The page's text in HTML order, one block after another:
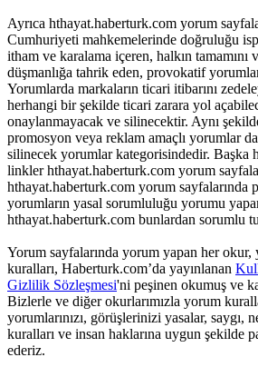
Ayrıca hthayat.haberturk.com yorum
Cumhuriyeti mahkemelerinde doğruluğu
itham ve karalama içeren, halkın
düşmanlığa tahrik eden, provokatif
Yorumlarda markaların ticari itibarını
herhangi bir şekilde ticari zarara yol
onaylanmayacak ve silinecektir. Aynı
promosyon veya reklam amaçlı yorumlar
silinecek yorumlar kategorisindedir. Başka
linkler hthayat.haberturk.com yorum
hthayat.haberturk.com yorum sayfalarında
yorumların yasal sorumluluğu yorumu
hthayat.haberturk.com bunlardan sorumlu
Yorum sayfalarında yorum yapan her okur,
kuralları, Haberturk.com’da yayınlanan
Gizlilik Sözleşmesi'ni peşinen okumuş ve
Bizlerle ve diğer okurlarımızla yorum
yorumlarınızı, görüşlerinizi yasalar, saygı,
kuralları ve insan haklarına uygun şekilde
ederiz.